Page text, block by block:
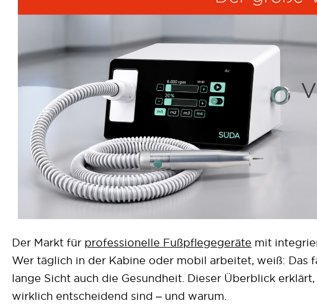
Der Markt für professionelle Fußpflegegeräte mit
Wer täglich in der Kabine oder mobil arbeitet, weiß: Das
lange Sicht auch die Gesundheit. Dieser Überblick
wirklich entscheidend sind – und warum.